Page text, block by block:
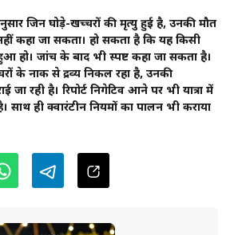
जिन घोड़े-खच्चरों की मृत्यु हुई है, उनकी मौत
कहा जा सकता। हो सकता है कि यह किसी
हो। जांच के बाद भी स्पष्ट कहा जा सकता है।
के नाक से द्रव्य निकल रहा है, उनकी
रही है। रिपोर्ट निगेटिव आने पर भी यात्रा में
साथ ही क्वारंटीन नियमों का पालन भी कराया